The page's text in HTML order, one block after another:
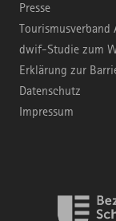
Presse
Tourismusverband
dwif-Studie zum
Erklärung zur
Datenschutz
Impressum